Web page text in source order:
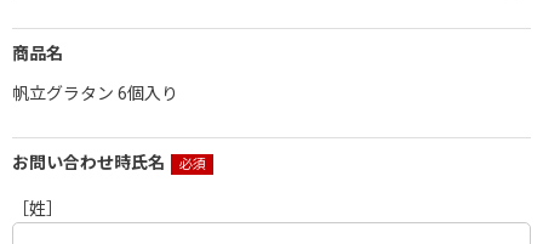
商品名
帆立グラタン 6個入り
お問い合わせ時氏名
［姓］